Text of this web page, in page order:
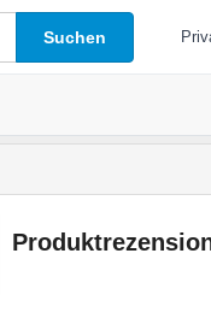
Suchen